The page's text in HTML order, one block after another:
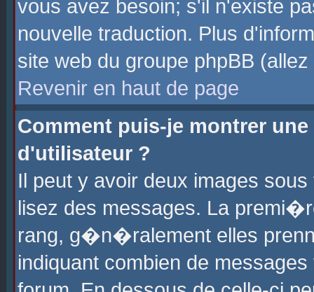
vous avez besoin; s'il n'existe
nouvelle traduction. Plus
site web du groupe phpBB
Revenir en haut de page
Comment puis-je montrer
d'utilisateur ?
Il peut y avoir deux images
lisez des messages. La
rang, g�n�ralement elles
indiquant combien de